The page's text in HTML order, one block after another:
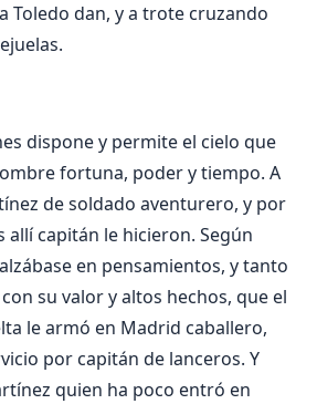
Toledo dan, y a trote cruzando
dispone y permite el cielo que
fortuna, poder y tiempo. A
de soldado aventurero, y por
allí capitán le hicieron. Según
en pensamientos, y tanto
su valor y altos hechos, que el
le armó en Madrid caballero,
por capitán de lanceros. Y
quien ha poco entró en